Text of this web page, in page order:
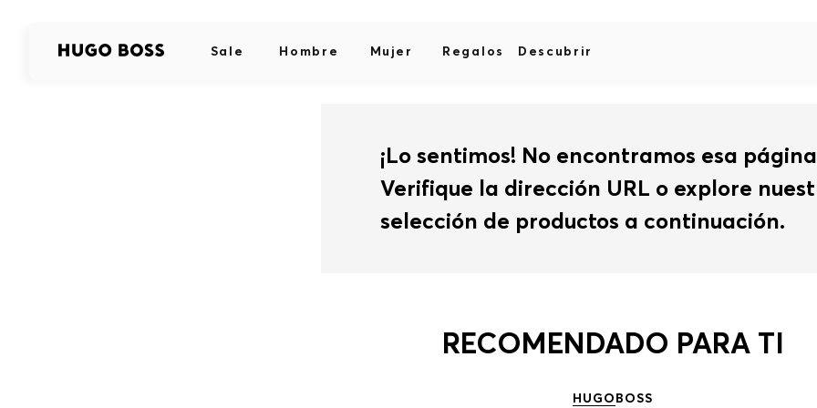
Sale Hombre Mujer Regalos Descubrir
¡Lo sentimos! No encontramos esa
Verifique la dirección URL o explore
selección de productos a continuación.
RECOMENDADO PARA TI
HUGOBOSS